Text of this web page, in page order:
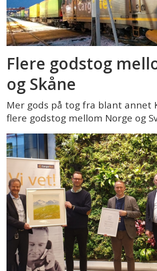
Flere godstog
og Skåne
Mer gods på tog fra blant annet
flere godstog mellom Norge og